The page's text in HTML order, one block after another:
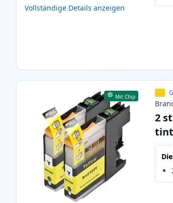
Vollständige Details anzeigen
Mit Chip
2